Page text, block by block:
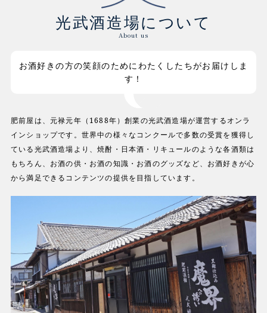
光武酒造場について
About us
お酒好きの方の笑顔のためにわたくしたちがお届けしま
す！
肥前屋は、元禄元年（1688年）創業の光武酒造場が運営するオンラ
インショップです。世界中の様々なコンクールで多数の受賞を獲得し
ている光武酒造場より、焼酎・日本酒・リキュールのような各酒類は
もちろん、お酒の供・お酒の知識・お酒のグッズなど、お酒好きが心
から満足できるコンテンツの提供を目指しています。